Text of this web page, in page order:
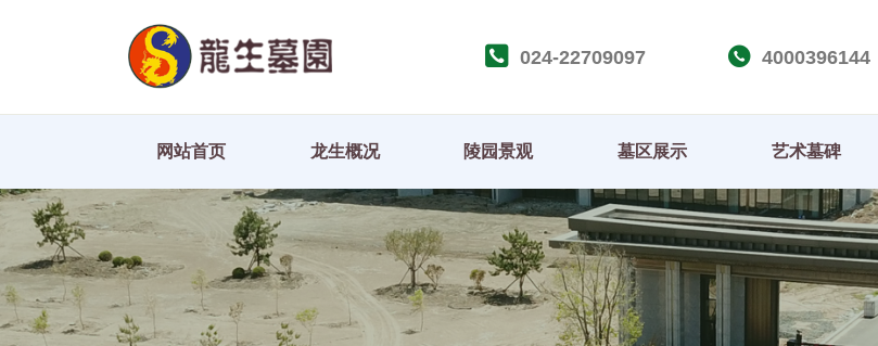
024-22709097 4000396144
网站首页 龙生概况 陵园景观 墓区展示 艺术墓碑